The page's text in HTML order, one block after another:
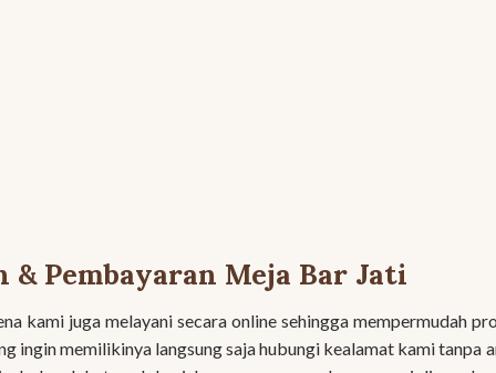
& Pembayaran Meja Bar Jati
kami juga melayani secara online sehingga mempermudah
ingin memilikinya langsung saja hubungi kealamat kami tanpa